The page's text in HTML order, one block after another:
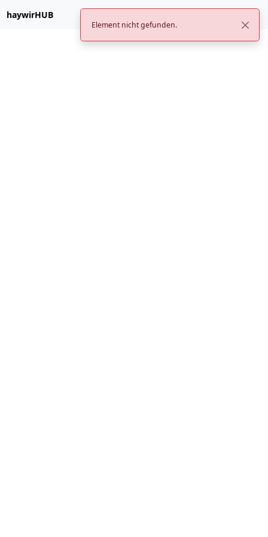
Element nicht gefunden.
haywirHUB